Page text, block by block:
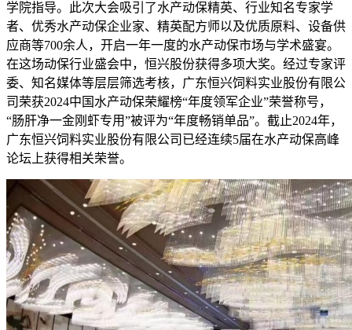
学院指导。此次大会吸引了水产动保精英、行业知名专家学
者、优秀水产动保企业家、精英配方师以及优质原料、设备供
应商等700余人，开启一年一度的水产动保市场与学术盛宴。
在这场动保行业盛会中，恒兴股份获得多项大奖。经过专家评
委、知名媒体等层层筛选考核，广东恒兴饲料实业股份有限公
司荣获2024中国水产动保荣耀榜“年度领军企业”荣誉称号，
“肠肝净一金刚虾专用”被评为“年度畅销单品”。截止2024年，
广东恒兴饲料实业股份有限公司已经连续5届在水产动保高峰
论坛上获得相关荣誉。